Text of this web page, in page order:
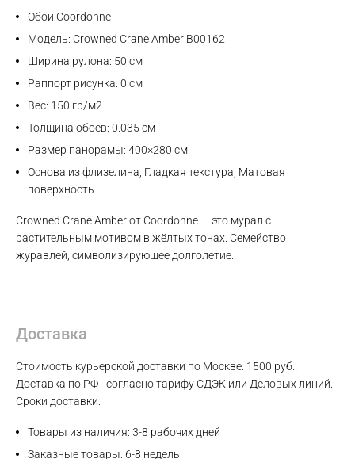
Обои Coordonne
Модель: Crowned Crane Amber B00162
Ширина рулона: 50 см
Раппорт рисунка: 0 см
Вес: 150 гр/м2
Толщина обоев: 0.035 см
Размер панорамы: 400×280 см
Основа из флизелина, Гладкая текстура, Матовая
поверхность
Crowned Crane Amber от Coordonne — это мурал с
растительным мотивом в жёлтых тонах. Семейство
журавлей, символизирующее долголетие.
Доставка
Стоимость курьерской доставки по Москве: 1500 руб..
Доставка по РФ - согласно тарифу СДЭК или Деловых линий.
Сроки доставки:
Товары из наличия: 3-8 рабочих дней
Заказные товары: 6-8 недель
Telegram